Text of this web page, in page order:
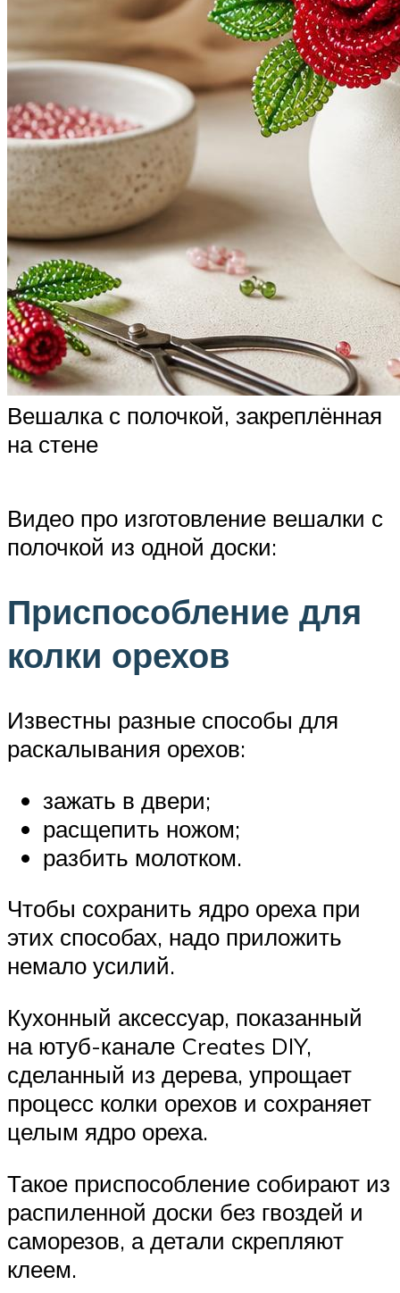
Вешалка с полочкой, закреплённая
на стене
Видео про изготовление вешалки с
полочкой из одной доски:
Приспособление для
колки орехов
Известны разные способы для
раскалывания орехов:
зажать в двери;
расщепить ножом;
разбить молотком.
Чтобы сохранить ядро ореха при
этих способах, надо приложить
немало усилий.
Кухонный аксессуар, показанный
на ютуб-канале Creates DIY,
сделанный из дерева, упрощает
процесс колки орехов и сохраняет
целым ядро ореха.
Такое приспособление собирают из
распиленной доски без гвоздей и
саморезов, а детали скрепляют
клеем.